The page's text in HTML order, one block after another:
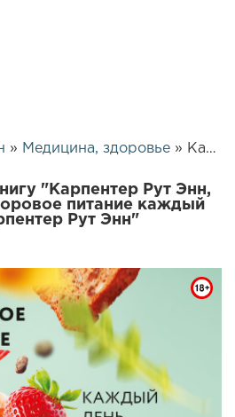
» Медицина, здоровье » Карпентер Рут Энн, Финли Кэрри – Здоровое питание каждый день | 26032
"Карпентер Рут Энн,
питание каждый
Рут Энн"